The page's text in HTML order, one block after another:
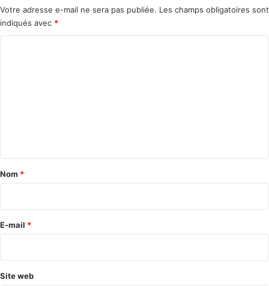
Votre adresse e-mail ne sera pas publiée. Les champs obligatoires sont
indiqués avec *
a
i
r
e
Nom *
E-mail *
Site web